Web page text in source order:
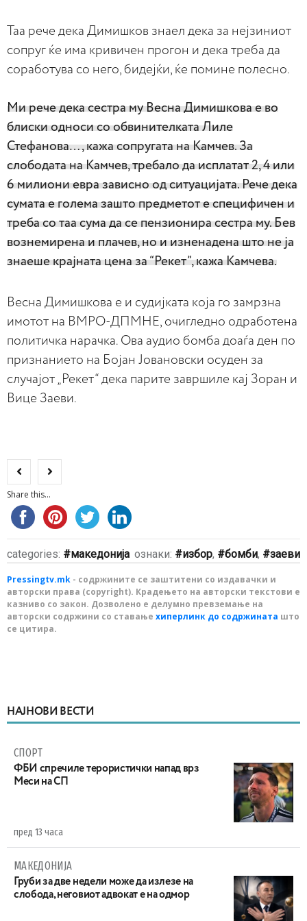
Таа рече дека Димишков знаел дека за нејзиниот
сопруг ќе има кривичен прогон и дека треба да
соработува со него, бидејќи, ќе помине полесно.
Ми рече дека сестра му Весна Димишкова е во
блиски односи со обвинителката Лиле
Стефанова…, кажа сопругата на Камчев. За
слободата на Камчев, требало да исплатат 2, 4 или
6 милиони евра зависно од ситуацијата. Рече дека
сумата е голема зашто предметот е специфичен и
треба со таа сума да се пензионира сестра му. Бев
вознемирена и плачев, но и изненадена што не ја
знаеше крајната цена за “Рекет”, кажа Камчева.
Весна Димишкова е и судијката која го замрзна
имотот на ВМРО-ДПМНЕ, очигледно одработена
политичка нарачка. Ова аудио бомба доаѓа ден по
признанието на Бојан Јовановски осуден за
случајот „Рекет“ дека парите завршиле кај Зоран и
Вице Заеви.
Share this...
categories: македонија ознаки: избор, бомби, заеви
Pressingtv.mk - содржините се заштитени со издавачки и
авторски права (copyright). Крадењето на авторски текстови е
казниво со закон. Дозволено е делумно превземање на
авторски содржини со ставање хиперлинк до содржината што
се цитира.
НАЈНОВИ ВЕСТИ
СПОРТ
ФБИ спречиле терористички напад врз
Меси на СП
пред 13 часа
МАКЕДОНИЈА
Груби за две недели може да излезе на
слобода, неговиот адвокат е на одмор